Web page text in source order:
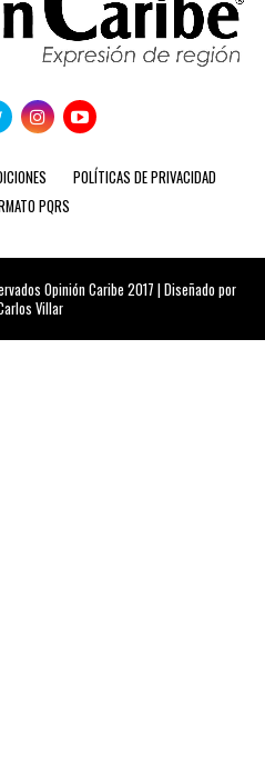
POLÍTICAS DE PRIVACIDAD
PQRS
Opinión Caribe 2017 | Diseñado por
Villar